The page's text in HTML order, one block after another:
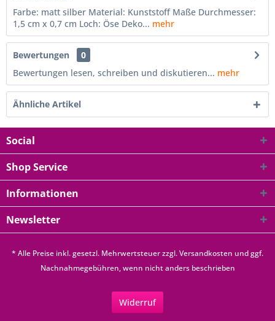
Farbe: matt silber Material: Kunststoff Maße Durchmesser:
1,5 cm x 0,7 cm Loch: Öse Deko... mehr
Bewertungen
0
Bewertungen lesen, schreiben und diskutieren... mehr
Ähnliche Artikel
Social
Shop Service
Informationen
Newsletter
* Alle Preise inkl. gesetzl. Mehrwertsteuer zzgl.Versandkosten und ggf.
Nachnahmegebühren, wenn nicht anders beschrieben
Widerruf